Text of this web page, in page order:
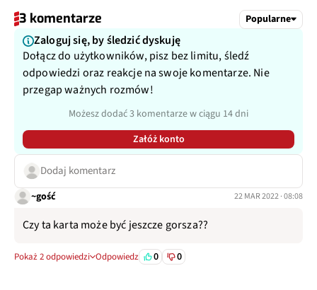
3 komentarze Popularne
Zaloguj się, by śledzić dyskuję
Dołącz do użytkowników, pisz bez limitu, śledź
odpowiedzi oraz reakcje na swoje komentarze. Nie
przegap ważnych rozmów!
Możesz dodać 3 komentarze w ciągu 14 dni
Załóż konto
Dodaj komentarz
~gość 22 MAR 2022 · 08:08
Czy ta karta może być jeszcze gorsza??
Pokaż 2 odpowiedzi Odpowiedz 0 0